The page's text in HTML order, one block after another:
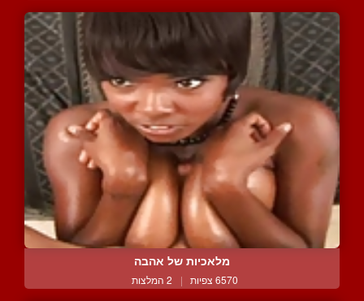
מלאכיות של אהבה
6570 צפיות | 2 המלצות